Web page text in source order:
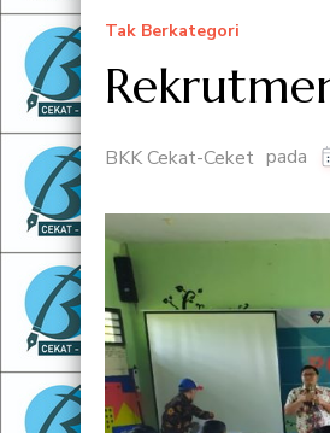
Tak Berkategori
BKK Cekat-Ceket pada